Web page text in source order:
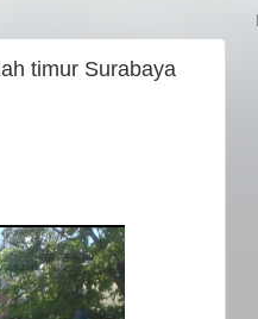
timur Surabaya